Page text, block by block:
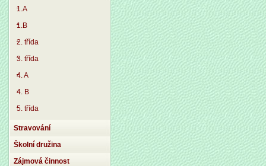
1.A
1.B
2. třída
3. třída
4. A
4. B
5. třída
Stravování
Školní družina
Zájmová činnost